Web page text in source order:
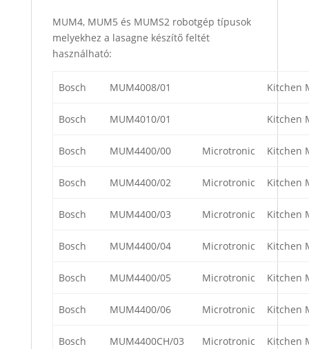
MUM4, MUM5 és MUMS2 robotgép típusok
melyekhez a lasagne készítő feltét
használható:
Bosch MUM4008/01 Kitchen
Bosch MUM4010/01 Kitchen
Bosch MUM4400/00 Microtronic Kitchen
Bosch MUM4400/02 Microtronic Kitchen
Bosch MUM4400/03 Microtronic Kitchen
Bosch MUM4400/04 Microtronic Kitchen
Bosch MUM4400/05 Microtronic Kitchen
Bosch MUM4400/06 Microtronic Kitchen
Bosch MUM4400CH/03 Microtronic Kitchen